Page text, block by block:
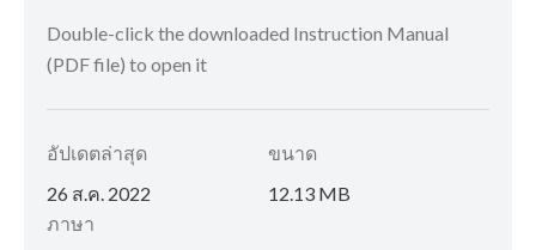
Double-click the downloaded Instruction Manual
(PDF file) to open it
อัปเดตล่าสุด
26 ส.ค. 2022
ขนาด
12.13 MB
ภาษา